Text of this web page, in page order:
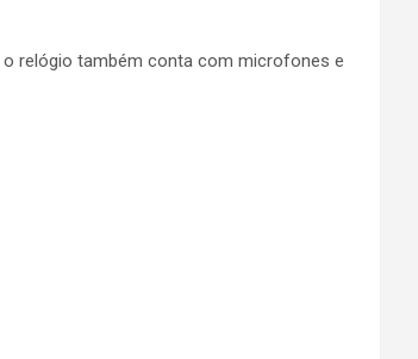
relógio também conta com microfones e